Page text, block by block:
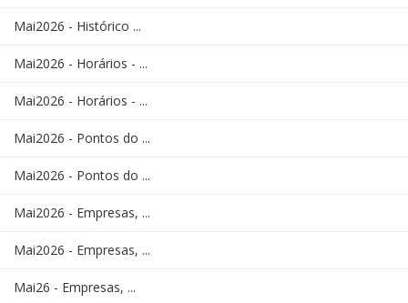
Mai2026 - Histórico ...
Mai2026 - Horários - ...
Mai2026 - Horários - ...
Mai2026 - Pontos do ...
Mai2026 - Pontos do ...
Mai2026 - Empresas, ...
Mai2026 - Empresas, ...
Mai26 - Empresas, ...